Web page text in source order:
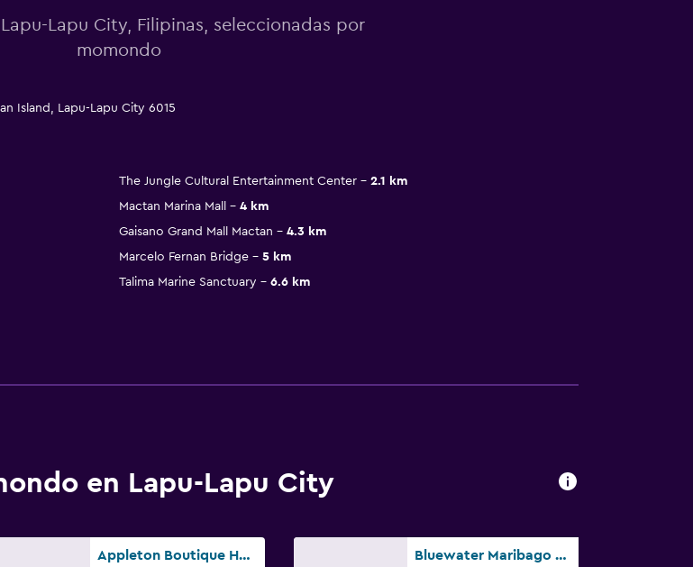
Lapu City, Filipinas, seleccionadas por
momondo
Island, Lapu-Lapu City 6015
The Jungle Cultural Entertainment Center
2.1 km
Mactan Marina Mall
4 km
Gaisano Grand Mall Mactan
4.3 km
Marcelo Fernan Bridge
5 km
Talima Marine Sanctuary
6.6 km
en Lapu-Lapu City
Appleton Boutique Hotel Cebu Bluewater Maribago Beach Resort